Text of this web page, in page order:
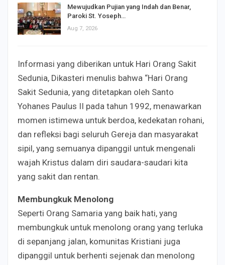
Mewujudkan Pujian yang Indah dan Benar,
Paroki St. Yoseph…
Aug 7, 2026
Informasi yang diberikan untuk Hari Orang Sakit
Sedunia, Dikasteri menulis bahwa “Hari Orang
Sakit Sedunia, yang ditetapkan oleh Santo
Yohanes Paulus II pada tahun 1992, menawarkan
momen istimewa untuk berdoa, kedekatan rohani,
dan refleksi bagi seluruh Gereja dan masyarakat
sipil, yang semuanya dipanggil untuk mengenali
wajah Kristus dalam diri saudara-saudari kita
yang sakit dan rentan.
Membungkuk Menolong
Seperti Orang Samaria yang baik hati, yang
membungkuk untuk menolong orang yang terluka
di sepanjang jalan, komunitas Kristiani juga
dipanggil untuk berhenti sejenak dan menolong